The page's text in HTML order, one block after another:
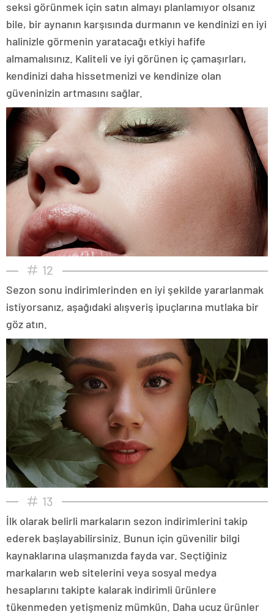
seksi görünmek için satın almayı planlamıyor olsanız
bile, bir aynanın karşısında durmanın ve kendinizi en iyi
halinizle görmenin yaratacağı etkiyi hafife
almamalısınız. Kaliteli ve iyi görünen iç çamaşırları,
kendinizi daha hissetmenizi ve kendinize olan
güveninizin artmasını sağlar.
12
Sezon sonu indirimlerinden en iyi şekilde yararlanmak
istiyorsanız, aşağıdaki alışveriş ipuçlarına mutlaka bir
göz atın.
13
İlk olarak belirli markaların sezon indirimlerini takip
ederek başlayabilirsiniz. Bunun için güvenilir bilgi
kaynaklarına ulaşmanızda fayda var. Seçtiğiniz
markaların web sitelerini veya sosyal medya
hesaplarını takipte kalarak indirimli ürünlere
tükenmeden yetişmeniz mümkün. Daha ucuz ürünler